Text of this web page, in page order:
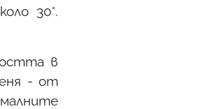
30°.
в
- от